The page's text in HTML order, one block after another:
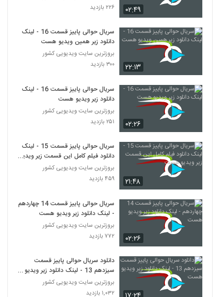
۰۲:۴۹
۲۲۶ بازدید
۲۲:۱۳
سریال حوالی پاییز قسمت 16 - لینک
دانلود زیر همین ویدیو هست
بروزترین سایت ویدیویی کشور
۳۰۰ بازدید
۰۲:۲۶
سریال حوالی پاییز قسمت 16 - لینک
دانلود زیر ویدیو هست
بروزترین سایت ویدیویی کشور
۲۵۱ بازدید
۲۱:۴۸
سریال حوالی پاییز قسمت 15 - لینک
دانلود فیلم کامل این قسمت زیر ویدیو
هست
بروزترین سایت ویدیویی کشور
۴۵۹ بازدید
۰۲:۲۶
سریال حوالی پاییز قسمت 14 چهاردهم
- لینک دانلود زیر ویدیو هست
بروزترین سایت ویدیویی کشور
۷۷۲ بازدید
دانلود سریال حوالی پاییز قسمت
سیزدهم 13 - لینک دانلود زیر ویدیو
هست
بروزترین سایت ویدیویی کشور
۱,۰۳۲ بازدید